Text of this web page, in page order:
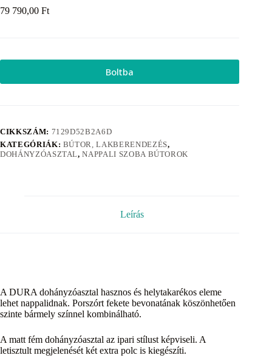
79 790,00 Ft
Boltba
CIKKSZÁM: 7129D52B2A6D
KATEGÓRIÁK: BÚTOR, LAKBERENDEZÉS,
DOHÁNYZÓASZTAL,NAPPALI SZOBA BÚTOROK
Leírás
A DURA dohányzóasztal hasznos és helytakarékos eleme
lehet nappalidnak. Porszórt fekete bevonatának köszönhetően
szinte bármely színnel kombinálható.
A matt fém dohányzóasztal az ipari stílust képviseli. A
letisztult megjelenését két extra polc is kiegészíti.